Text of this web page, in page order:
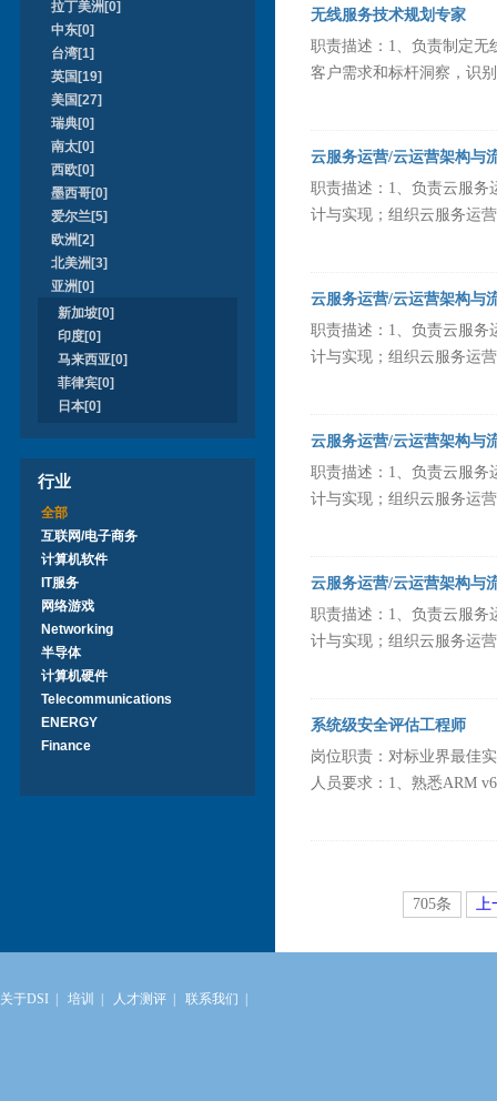
拉丁美洲[0]
中东[0]
台湾[1]
英国[19]
美国[27]
瑞典[0]
南太[0]
西欧[0]
墨西哥[0]
爱尔兰[5]
欧洲[2]
北美洲[3]
亚洲[0]
新加坡[0]
印度[0]
马来西亚[0]
菲律宾[0]
日本[0]
行业
全部
互联网/电子商务
计算机软件
IT服务
网络游戏
Networking
半导体
计算机硬件
Telecommunications
ENERGY
Finance
无线服务技术规划专家
职责描述：1、负责制定无
客户需求和标杆洞察，识
云服务运营/云运营架构与
职责描述：1、负责云服务
计与实现；组织云服务运
云服务运营/云运营架构与
职责描述：1、负责云服务
计与实现；组织云服务运
云服务运营/云运营架构与
职责描述：1、负责云服务
计与实现；组织云服务运
云服务运营/云运营架构与
职责描述：1、负责云服务
计与实现；组织云服务运
系统级安全评估工程师
岗位职责：对标业界最佳
人员要求：1、熟悉ARM
705条 上
关于DSI 培训 人才测评 联系我们